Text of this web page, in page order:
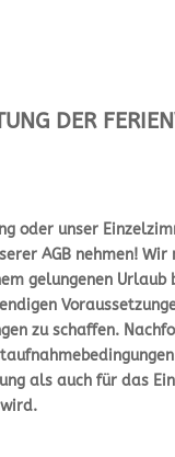
DER
oder unser
AGB nehmen!
gelungenen Urlaub
zu schaffen.
als auch für das